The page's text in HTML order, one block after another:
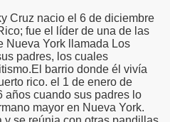
Cruz nacio el 6 de diciembre
fue el líder de una de las
Nueva York llamada Los
padres, los cuales
barrio donde él vivía
rico. el 1 de enero de
años cuando sus padres lo
mayor en Nueva York.